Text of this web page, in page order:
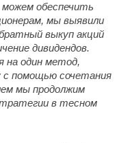
обеспечить
мы выявили
выкуп акций
дивидендов.
на один метод,
помощью сочетания
мы продолжим
в тесном